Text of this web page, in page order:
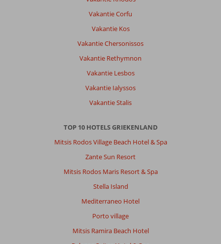
Vakantie Corfu
Vakantie Kos
Vakantie Chersonissos
Vakantie Rethymnon
Vakantie Lesbos
Vakantie Ialyssos
Vakantie Stalis
TOP 10 HOTELS GRIEKENLAND
Mitsis Rodos Village Beach Hotel & Spa
Zante Sun Resort
Mitsis Rodos Maris Resort & Spa
Stella Island
Mediterraneo Hotel
Porto village
Mitsis Ramira Beach Hotel